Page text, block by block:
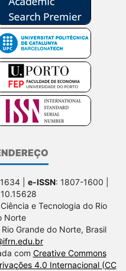
| e-ISSN: 1807-1600 |
e Tecnologia do Rio
Norte
Grande do Norte, Brasil
com Creative Commons
4.0 Internacional (CC